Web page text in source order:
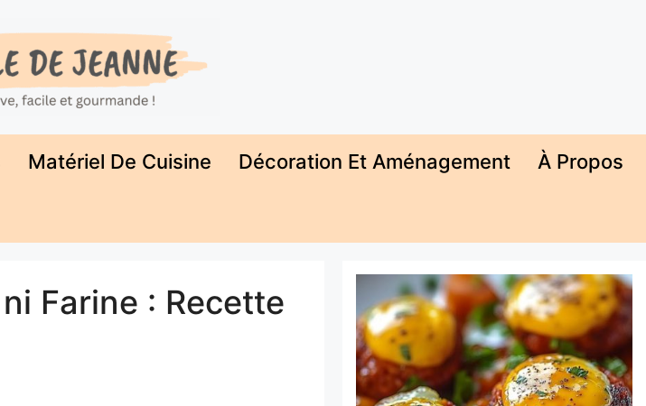
Matériel De Cuisine Décoration Et Aménagement À Propos
Farine : Recette